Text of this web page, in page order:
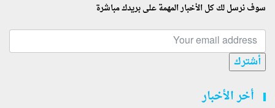
سوف نرسل لك كل الأخبار المهمة على بريدك مباشرة
أشترك
أخر الأخبار